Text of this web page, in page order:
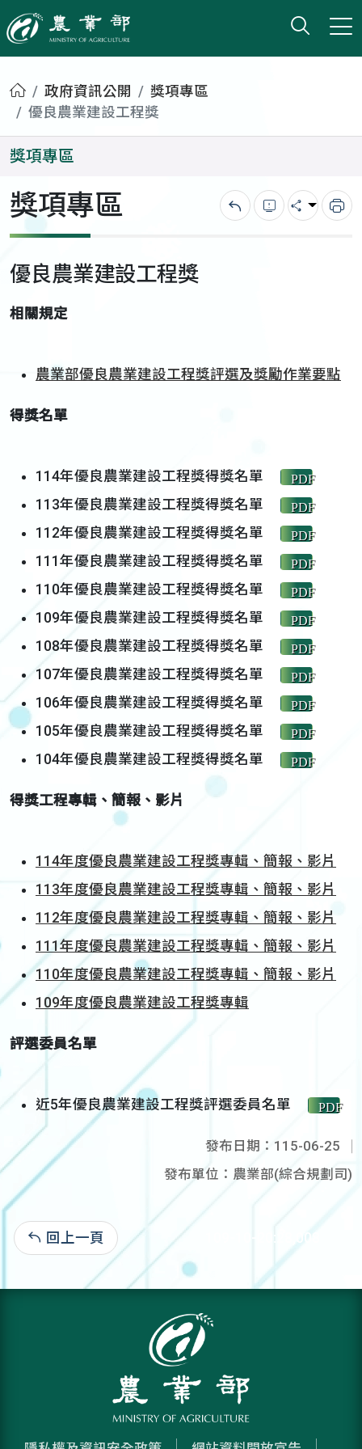
農業部
打開
小版
首頁政府資訊公開
獎項專區
優良農業建設工程獎
獎項專區
獎項專區 回上一頁錯誤回報
分享 列
優良農業建設工程獎
相關規定
農業部優良農業建設工程獎評選及獎勵作業要點
得獎名單
114年優良農業建設工程獎得獎名單 PDF
113年優良農業建設工程獎得獎名單 PDF
112年優良農業建設工程獎得獎名單 PDF
111年優良農業建設工程獎得獎名單 PDF
110年優良農業建設工程獎得獎名單 PDF
109年優良農業建設工程獎得獎名單 PDF
108年優良農業建設工程獎得獎名單 PDF
107年優良農業建設工程獎得獎名單 PDF
106年優良農業建設工程獎得獎名單 PDF
105年優良農業建設工程獎得獎名單 PDF
104年優良農業建設工程獎得獎名單 PDF
得獎工程專輯、簡報、影片
114年度優良農業建設工程獎專輯、簡報、影片
113年度優良農業建設工程獎專輯、簡報、影片
112年度優良農業建設工程獎專輯、簡報、影片
111年度優良農業建設工程獎專輯、簡報、影片
110年度優良農業建設工程獎專輯、簡報、影片
109年度優良農業建設工程獎專輯
評選委員名單
近5年優良農業建設工程獎評選委員名單 PDF
發布日期：115-06-25
發布單位：農業部(綜合規劃司)
回上一頁 109-10-20:28,008